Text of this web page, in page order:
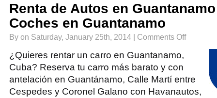
Renta de Autos en
Coches en Guantanamo
By on Saturday, January 25th, 2014 | Comments Offon
de
Coches
en
Guantanamo
¿Quieres rentar un carro en Guantanamo,
Cuba? Reserva tu carro más barato y con
antelación en Guantánamo, Calle Martí entre
Cespedes y Coronel Galano con Havanautos,